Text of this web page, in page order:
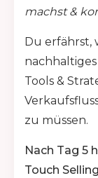
machst &
Du erfährst,
Tools &
zu müssen.
Nach Tag 5
Touch